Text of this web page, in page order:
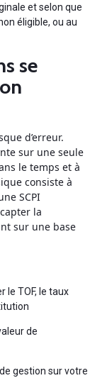
et selon que
éligible, ou au
se
d’erreur.
sur une seule
le temps et à
consiste à
SCPI
la
sur une base
le TOF, le taux
de
gestion sur votre